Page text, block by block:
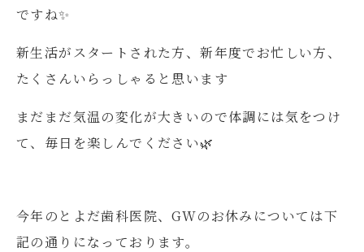
ですね✨
新生活がスタートされた方、新年度でお忙しい方、
たくさんいらっしゃると思います
まだまだ気温の変化が大きいので体調には気をつけ
て、毎日を楽しんでください🌿
今年のとよだ歯科医院、GWのお休みについては下
記の通りになっております。